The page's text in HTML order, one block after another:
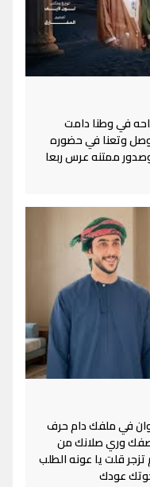
في وطنا دامت
وصل وتعنا في حضوره
ممتنه عرس ربعا
في ملفك دام حرف
وري صلانك من
قلت يا عونه الطلب
عودك